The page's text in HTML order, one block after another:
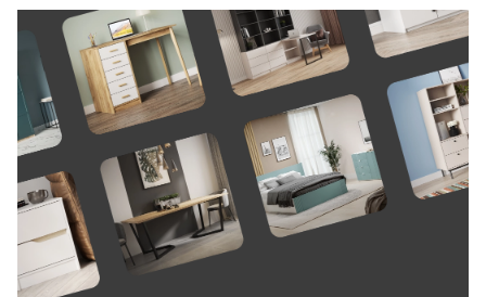
Витрина Моби-1
+12 450 к цене
Выбрать размер
Витрина Моби-2
+21 950 к цене
Выбрать размер